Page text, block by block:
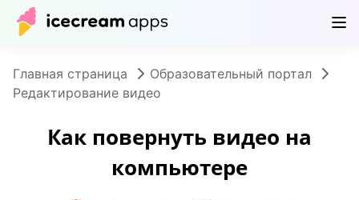
Продукты Магазин Помощь
Главная страница
Образовательный портал
Редактирование видео
Как повернуть видео на
компьютере